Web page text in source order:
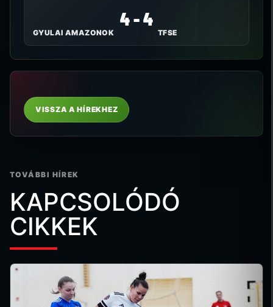
GYULAI AMAZONOK
4 - 4
TFSE
VISSZA A HÍREKHEZ
TOVÁBBI HÍREK
KAPCSOLÓDÓ
CIKKEK